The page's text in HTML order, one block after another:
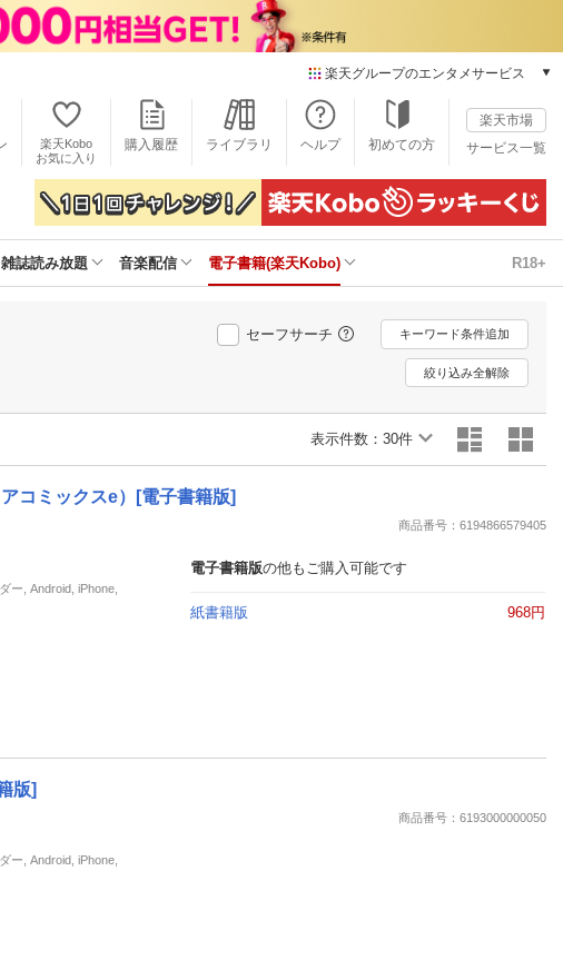
楽天グループのエンタメサービス
本/ゲーム/CD/DVD
楽天ブックス
電子書籍
楽天Kobo
雑誌読み放題
楽天ミュージック
動画配信
楽天TV
動画配信ガイド
Rチャンネル
エンタメニュース
楽天Kobo
お気に入り
購入履歴 ライブラリ ヘルプ 初めての方
楽天市場
サービス一覧
雑誌読み放題 音楽配信 電子書籍(楽天Kobo) R18+
セーフサーチ キーワード条件追加
絞り込み全解除
表示件数： 30件
コミックスe）[電子書籍版]
商品番号：6194866579405
ー, Android, iPhone,
電子書籍版の他もご購入可能です
紙書籍版 968円
版]
商品番号：6193000000050
ー, Android, iPhone,